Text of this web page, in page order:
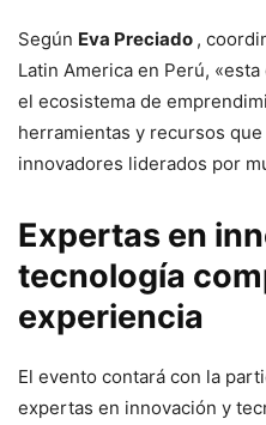
Según Eva Preciado ,
Latin America en Perú,
el ecosistema de
herramientas y recursos
innovadores liderados por
Expertas en
tecnología
experiencia
El evento contará con la
expertas en innovación y